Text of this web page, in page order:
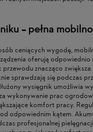
– pełna
ceniących wygodę,
oferują odpowiednio
znacząco
sprawdzają się podczas
wysięgnik umożliwia
wykonywanie prac
komfort pracy.
odpowiednim kątem.
profesjonalnej